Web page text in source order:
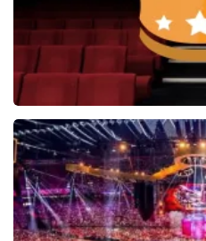
Soldaat van Oranje
6649+reviews
BEKIJKEN